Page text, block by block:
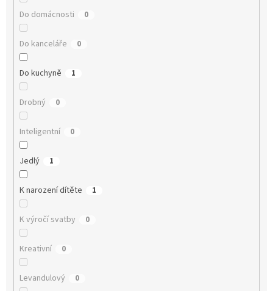
Do domácnosti 0
Do kanceláře 0
Do kuchyně 1
Drobný 0
Inteligentní 0
Jedlý 1
K narození dítěte 1
K výročí svatby 0
Kreativní 0
Levandulový 0